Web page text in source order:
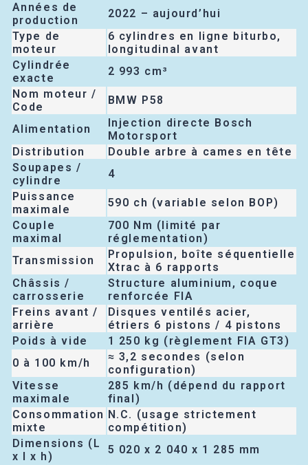
Années de
production
2022 – aujourd’hui
Type de
moteur
6 cylindres en ligne biturbo,
longitudinal avant
Cylindrée
exacte
2 993 cm³
Nom moteur /
Code
BMW P58
Alimentation
Injection directe Bosch
Motorsport
Distribution
Double arbre à cames en tête
Soupapes /
cylindre
4
Puissance
maximale
590 ch (variable selon BOP)
Couple
maximal
700 Nm (limité par
réglementation)
Transmission
Propulsion, boîte séquentielle
Xtrac à 6 rapports
Châssis /
carrosserie
Structure aluminium, coque
renforcée FIA
Freins avant /
arrière
Disques ventilés acier,
étriers 6 pistons / 4 pistons
Poids à vide
1 250 kg (règlement FIA GT3)
0 à 100 km/h
≈ 3,2 secondes (selon
configuration)
Vitesse
maximale
285 km/h (dépend du rapport
final)
Consommation
mixte
N.C. (usage strictement
compétition)
Dimensions (L
x l x h)
5 020 x 2 040 x 1 285 mm